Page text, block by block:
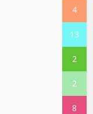
4
13
2
2
8